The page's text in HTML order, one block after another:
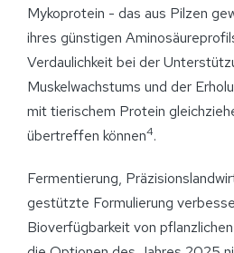
Mykoprotein - das aus Pilzen
ihres günstigen
Verdaulichkeit bei der
Muskelwachstums und der
mit tierischem Protein
übertreffen können4.
Fermentierung,
gestützte Formulierung
Bioverfügbarkeit von